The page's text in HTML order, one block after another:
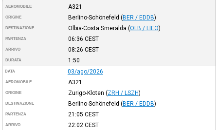
AEROMOBILE A321
ORIGINE Berlino-Schönefeld (BER / EDDB)
DESTINAZIONE Olbia-Costa Smeralda (OLB / LIEO)
PARTENZA 06:36 CEST
ARRIVO 08:26 CEST
DURATA 1:50
DATA 03/ago/2026
AEROMOBILE A321
ORIGINE Zurigo-Kloten (ZRH / LSZH)
DESTINAZIONE Berlino-Schönefeld (BER / EDDB)
PARTENZA 21:05 CEST
ARRIVO 22:02 CEST